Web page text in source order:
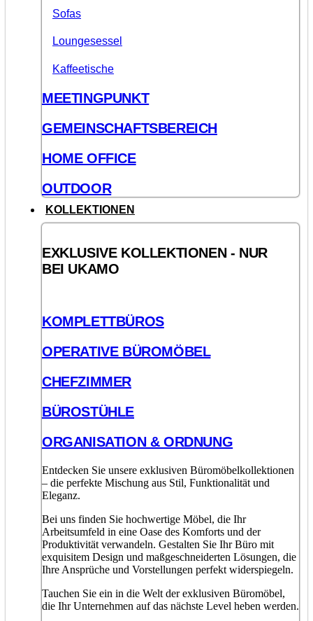
Sofas
Loungesessel
Kaffeetische
MEETINGPUNKT
GEMEINSCHAFTSBEREICH
HOME OFFICE
OUTDOOR
KOLLEKTIONEN
EXKLUSIVE KOLLEKTIONEN - NUR
BEI UKAMO
KOMPLETTBÜROS
OPERATIVE BÜROMÖBEL
CHEFZIMMER
BÜROSTÜHLE
ORGANISATION & ORDNUNG
Entdecken Sie unsere exklusiven Büromöbelkollektionen
– die perfekte Mischung aus Stil, Funktionalität und
Eleganz.
Bei uns finden Sie hochwertige Möbel, die Ihr
Arbeitsumfeld in eine Oase des Komforts und der
Produktivität verwandeln. Gestalten Sie Ihr Büro mit
exquisitem Design und maßgeschneiderten Lösungen, die
Ihre Ansprüche und Vorstellungen perfekt widerspiegeln.
Tauchen Sie ein in die Welt der exklusiven Büromöbel,
die Ihr Unternehmen auf das nächste Level heben werden.